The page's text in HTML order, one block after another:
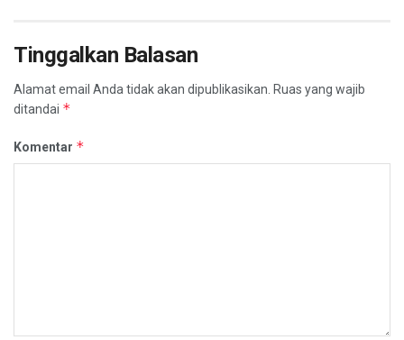
Tinggalkan Balasan
Alamat email Anda tidak akan dipublikasikan. Ruas yang wajib
ditandai *
Komentar *